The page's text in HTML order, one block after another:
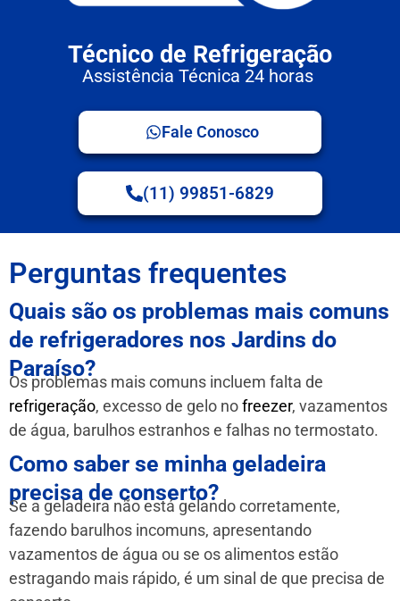
Técnico de Refrigeração
Assistência Técnica 24 horas
Fale Conosco
(11) 99851-6829
Perguntas frequentes
Quais são os problemas mais comuns
de refrigeradores nos Jardins do
Paraíso?
Os problemas mais comuns incluem falta de
refrigeração, excesso de gelo nofreezer, vazamentos
de água, barulhos estranhos e falhas no termostato.
Como saber se minha geladeira
precisa de conserto?
Se a geladeira não está gelando corretamente,
fazendo barulhos incomuns, apresentando
vazamentos de água ou se os alimentos estão
estragando mais rápido, é um sinal de que precisa de